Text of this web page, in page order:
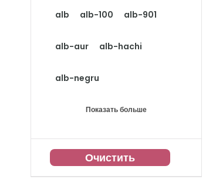
alb alb-100 alb-901
alb-aur alb-hachi
alb-negru
Показать больше
Очистить